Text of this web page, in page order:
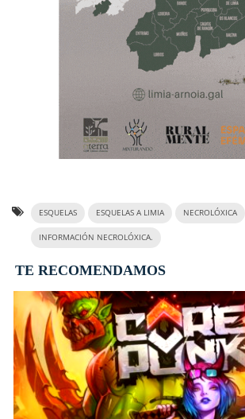
ESQUELAS ESQUELAS A LIMIA NECROLÓXICA
INFORMACIÓN NECROLÓXICA.
TE RECOMENDAMOS